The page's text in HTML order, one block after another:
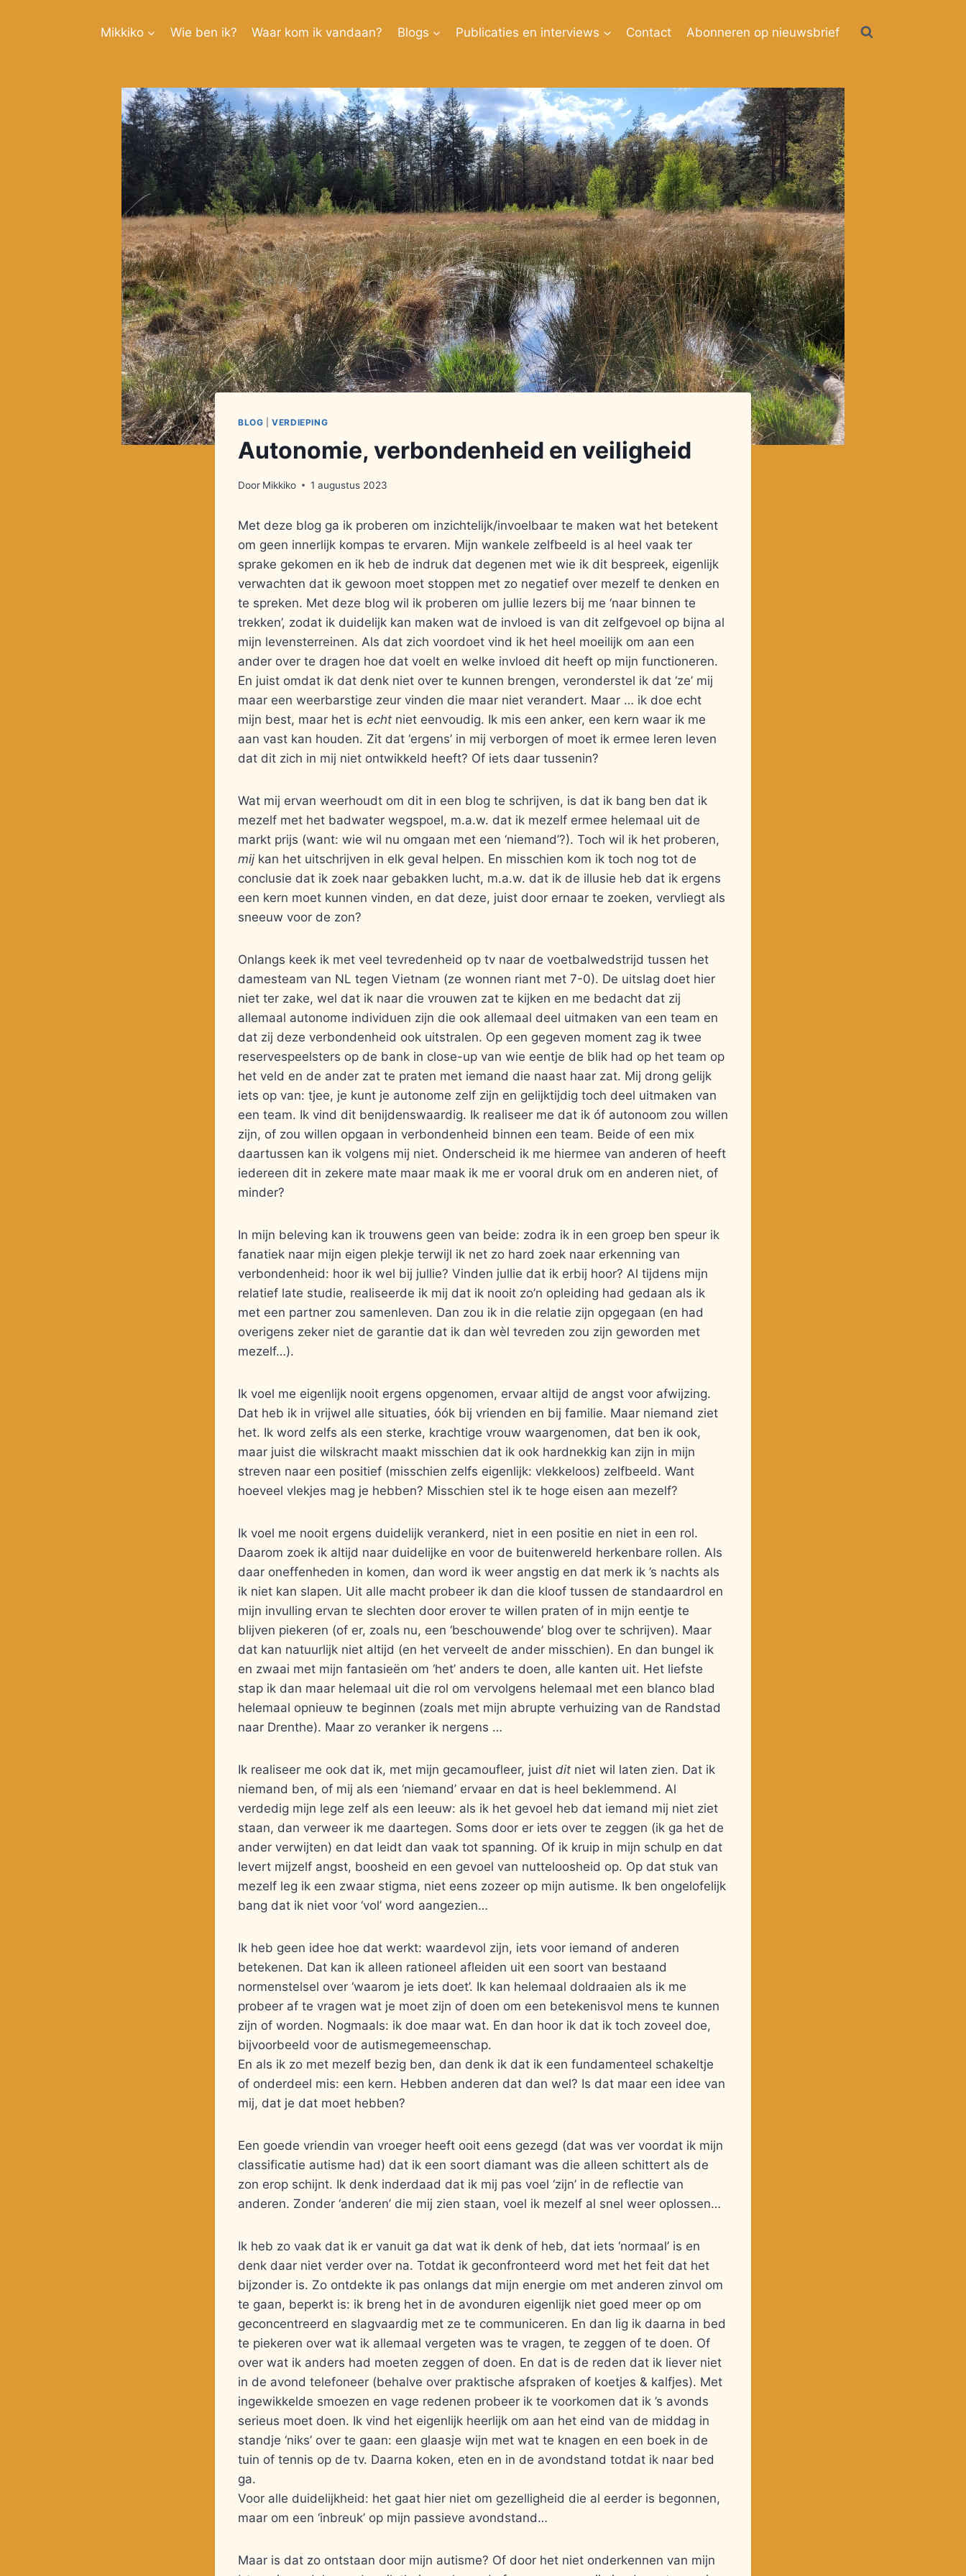
Mikkiko Wie ben ik? Waar kom ik vandaan? Blogs Publicaties en interviews Contact Abonneren op nieuwsbrief
BLOG |VERDIEPING
Autonomie, verbondenheid en veiligheid
Door Mikkiko 1 augustus 2023
Met deze blog ga ik proberen om inzichtelijk/invoelbaar te maken wat het betekent
om geen innerlijk kompas te ervaren. Mijn wankele zelfbeeld is al heel vaak ter
sprake gekomen en ik heb de indruk dat degenen met wie ik dit bespreek, eigenlijk
verwachten dat ik gewoon moet stoppen met zo negatief over mezelf te denken en
te spreken. Met deze blog wil ik proberen om jullie lezers bij me ‘naar binnen te
trekken’, zodat ik duidelijk kan maken wat de invloed is van dit zelfgevoel op bijna al
mijn levensterreinen. Als dat zich voordoet vind ik het heel moeilijk om aan een
ander over te dragen hoe dat voelt en welke invloed dit heeft op mijn functioneren.
En juist omdat ik dat denk niet over te kunnen brengen, veronderstel ik dat ‘ze’ mij
maar een weerbarstige zeur vinden die maar niet verandert. Maar … ik doe echt
mijn best, maar het is echt niet eenvoudig. Ik mis een anker, een kern waar ik me
aan vast kan houden. Zit dat ‘ergens’ in mij verborgen of moet ik ermee leren leven
dat dit zich in mij niet ontwikkeld heeft? Of iets daar tussenin?
Wat mij ervan weerhoudt om dit in een blog te schrijven, is dat ik bang ben dat ik
mezelf met het badwater wegspoel, m.a.w. dat ik mezelf ermee helemaal uit de
markt prijs (want: wie wil nu omgaan met een ‘niemand’?). Toch wil ik het proberen,
mij kan het uitschrijven in elk geval helpen. En misschien kom ik toch nog tot de
conclusie dat ik zoek naar gebakken lucht, m.a.w. dat ik de illusie heb dat ik ergens
een kern moet kunnen vinden, en dat deze, juist door ernaar te zoeken, vervliegt als
sneeuw voor de zon?
Onlangs keek ik met veel tevredenheid op tv naar de voetbalwedstrijd tussen het
damesteam van NL tegen Vietnam (ze wonnen riant met 7-0). De uitslag doet hier
niet ter zake, wel dat ik naar die vrouwen zat te kijken en me bedacht dat zij
allemaal autonome individuen zijn die ook allemaal deel uitmaken van een team en
dat zij deze verbondenheid ook uitstralen. Op een gegeven moment zag ik twee
reservespeelsters op de bank in close-up van wie eentje de blik had op het team op
het veld en de ander zat te praten met iemand die naast haar zat. Mij drong gelijk
iets op van: tjee, je kunt je autonome zelf zijn en gelijktijdig toch deel uitmaken van
een team. Ik vind dit benijdenswaardig. Ik realiseer me dat ik óf autonoom zou willen
zijn, of zou willen opgaan in verbondenheid binnen een team. Beide of een mix
daartussen kan ik volgens mij niet. Onderscheid ik me hiermee van anderen of heeft
iedereen dit in zekere mate maar maak ik me er vooral druk om en anderen niet, of
minder?
In mijn beleving kan ik trouwens geen van beide: zodra ik in een groep ben speur ik
fanatiek naar mijn eigen plekje terwijl ik net zo hard zoek naar erkenning van
verbondenheid: hoor ik wel bij jullie? Vinden jullie dat ik erbij hoor? Al tijdens mijn
relatief late studie, realiseerde ik mij dat ik nooit zo’n opleiding had gedaan als ik
met een partner zou samenleven. Dan zou ik in die relatie zijn opgegaan (en had
overigens zeker niet de garantie dat ik dan wèl tevreden zou zijn geworden met
mezelf…).
Ik voel me eigenlijk nooit ergens opgenomen, ervaar altijd de angst voor afwijzing.
Dat heb ik in vrijwel alle situaties, óók bij vrienden en bij familie. Maar niemand ziet
het. Ik word zelfs als een sterke, krachtige vrouw waargenomen, dat ben ik ook,
maar juist die wilskracht maakt misschien dat ik ook hardnekkig kan zijn in mijn
streven naar een positief (misschien zelfs eigenlijk: vlekkeloos) zelfbeeld. Want
hoeveel vlekjes mag je hebben? Misschien stel ik te hoge eisen aan mezelf?
Ik voel me nooit ergens duidelijk verankerd, niet in een positie en niet in een rol.
Daarom zoek ik altijd naar duidelijke en voor de buitenwereld herkenbare rollen. Als
daar oneffenheden in komen, dan word ik weer angstig en dat merk ik ’s nachts als
ik niet kan slapen. Uit alle macht probeer ik dan die kloof tussen de standaardrol en
mijn invulling ervan te slechten door erover te willen praten of in mijn eentje te
blijven piekeren (of er, zoals nu, een ‘beschouwende’ blog over te schrijven). Maar
dat kan natuurlijk niet altijd (en het verveelt de ander misschien). En dan bungel ik
en zwaai met mijn fantasieën om ‘het’ anders te doen, alle kanten uit. Het liefste
stap ik dan maar helemaal uit die rol om vervolgens helemaal met een blanco blad
helemaal opnieuw te beginnen (zoals met mijn abrupte verhuizing van de Randstad
naar Drenthe). Maar zo veranker ik nergens …
Ik realiseer me ook dat ik, met mijn gecamoufleer, juist dit niet wil laten zien. Dat ik
niemand ben, of mij als een ‘niemand’ ervaar en dat is heel beklemmend. Al
verdedig mijn lege zelf als een leeuw: als ik het gevoel heb dat iemand mij niet ziet
staan, dan verweer ik me daartegen. Soms door er iets over te zeggen (ik ga het de
ander verwijten) en dat leidt dan vaak tot spanning. Of ik kruip in mijn schulp en dat
levert mijzelf angst, boosheid en een gevoel van nutteloosheid op. Op dat stuk van
mezelf leg ik een zwaar stigma, niet eens zozeer op mijn autisme. Ik ben ongelofelijk
bang dat ik niet voor ‘vol’ word aangezien…
Ik heb geen idee hoe dat werkt: waardevol zijn, iets voor iemand of anderen
betekenen. Dat kan ik alleen rationeel afleiden uit een soort van bestaand
normenstelsel over ‘waarom je iets doet’. Ik kan helemaal doldraaien als ik me
probeer af te vragen wat je moet zijn of doen om een betekenisvol mens te kunnen
zijn of worden. Nogmaals: ik doe maar wat. En dan hoor ik dat ik toch zoveel doe,
bijvoorbeeld voor de autismegemeenschap.
En als ik zo met mezelf bezig ben, dan denk ik dat ik een fundamenteel schakeltje
of onderdeel mis: een kern. Hebben anderen dat dan wel? Is dat maar een idee van
mij, dat je dat moet hebben?
Een goede vriendin van vroeger heeft ooit eens gezegd (dat was ver voordat ik mijn
classificatie autisme had) dat ik een soort diamant was die alleen schittert als de
zon erop schijnt. Ik denk inderdaad dat ik mij pas voel ‘zijn’ in de reflectie van
anderen. Zonder ‘anderen’ die mij zien staan, voel ik mezelf al snel weer oplossen…
Ik heb zo vaak dat ik er vanuit ga dat wat ik denk of heb, dat iets ‘normaal’ is en
denk daar niet verder over na. Totdat ik geconfronteerd word met het feit dat het
bijzonder is. Zo ontdekte ik pas onlangs dat mijn energie om met anderen zinvol om
te gaan, beperkt is: ik breng het in de avonduren eigenlijk niet goed meer op om
geconcentreerd en slagvaardig met ze te communiceren. En dan lig ik daarna in bed
te piekeren over wat ik allemaal vergeten was te vragen, te zeggen of te doen. Of
over wat ik anders had moeten zeggen of doen. En dat is de reden dat ik liever niet
in de avond telefoneer (behalve over praktische afspraken of koetjes & kalfjes). Met
ingewikkelde smoezen en vage redenen probeer ik te voorkomen dat ik ’s avonds
serieus moet doen. Ik vind het eigenlijk heerlijk om aan het eind van de middag in
standje ‘niks’ over te gaan: een glaasje wijn met wat te knagen en een boek in de
tuin of tennis op de tv. Daarna koken, eten en in de avondstand totdat ik naar bed
ga.
Voor alle duidelijkheid: het gaat hier niet om gezelligheid die al eerder is begonnen,
maar om een ‘inbreuk’ op mijn passieve avondstand…
Maar is dat zo ontstaan door mijn autisme? Of door het niet onderkennen van mijn